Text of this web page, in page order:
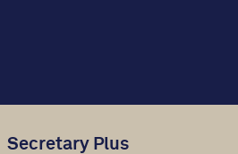
Secretary Plus